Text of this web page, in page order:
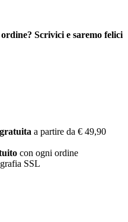
Scrivici e saremo felici
a partire da € 49,90
con ogni ordine
SSL